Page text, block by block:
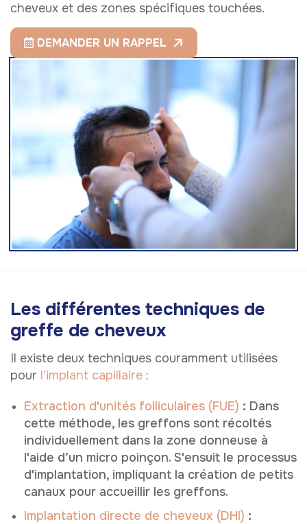
cheveux et des zones spécifiques touchées.
DEMANDER UN RAPPEL
Les différentes techniques de
greffe de cheveux
Il existe deux techniques couramment utilisées
pour l’implant capillaire :
Extraction d'unités folliculaires (FUE) : Dans
cette méthode, les greffons sont récoltés
individuellement dans la zone donneuse à
l'aide d’un micro poinçon. S'ensuit le processus
d'implantation, impliquant la création de petits
canaux pour accueillir les greffons.
Implantation directe de cheveux (DHI) :